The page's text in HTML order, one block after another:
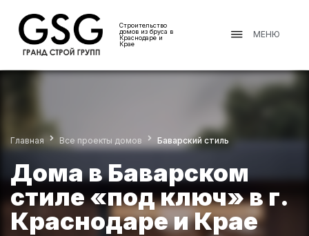
Строительство
домов из бруса в
Краснодаре и
Крае
МЕНЮ
Главная Все проекты домов Баварский стиль
Дома в Баварском
стиле «под ключ» в г.
Краснодаре и Крае